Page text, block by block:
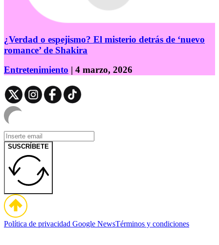
¿Verdad o espejismo? El misterio detrás de ‘nuevo
romance’ de Shakira
Entretenimiento | 4 marzo, 2026
SUSCRÍBETE
Política de privacidad Google NewsTérminos y condiciones